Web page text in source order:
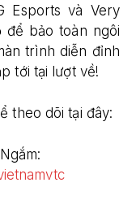
Esports và Very
để bảo toàn ngôi
trình diễn đỉnh
tới tại lượt về!
theo dõi tại đây: